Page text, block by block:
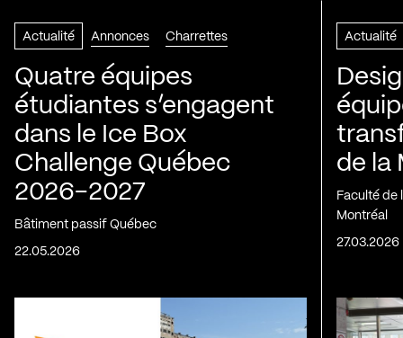
Actualité Annonces Charrettes
Quatre équipes
étudiantes s’engagent
dans le Ice Box
Challenge Québec
2026-2027
Bâtiment passif Québec
22.05.2026
Actualité
de la
Faculté de
Montréal
27.03.2026